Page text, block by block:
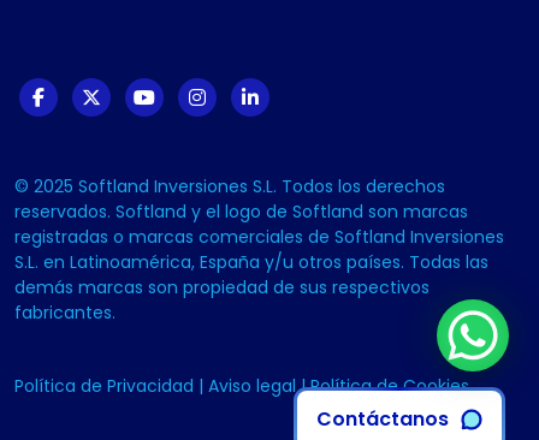
Contáctanos
© 2025 Softland Inversiones S.L. Todos los derechos
reservados. Softland y el logo de Softland son marcas
registradas o marcas comerciales de Softland Inversiones
S.L. en Latinoamérica, España y/u otros países. Todas las
demás marcas son propiedad de sus respectivos
fabricantes.
Política de Privacidad | Aviso legal|Política de Cookies